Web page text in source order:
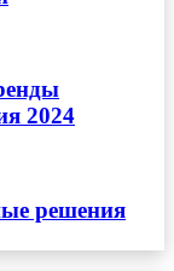
2024
решения